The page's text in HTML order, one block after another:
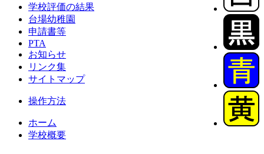
学校評価の結果
台場幼稚園
申請書等
PTA
お知らせ
リンク集
サイトマップ
操作方法
ホーム
学校概要